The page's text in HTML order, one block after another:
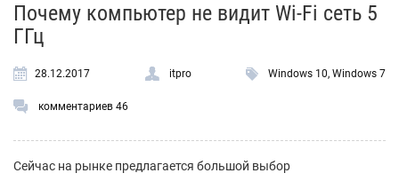
Почему компьютер не видит Wi-Fi сеть 5
ГГц
28.12.2017 itpro Windows 10, Windows 7
комментариев 46
Сейчас на рынке предлагается большой выбор